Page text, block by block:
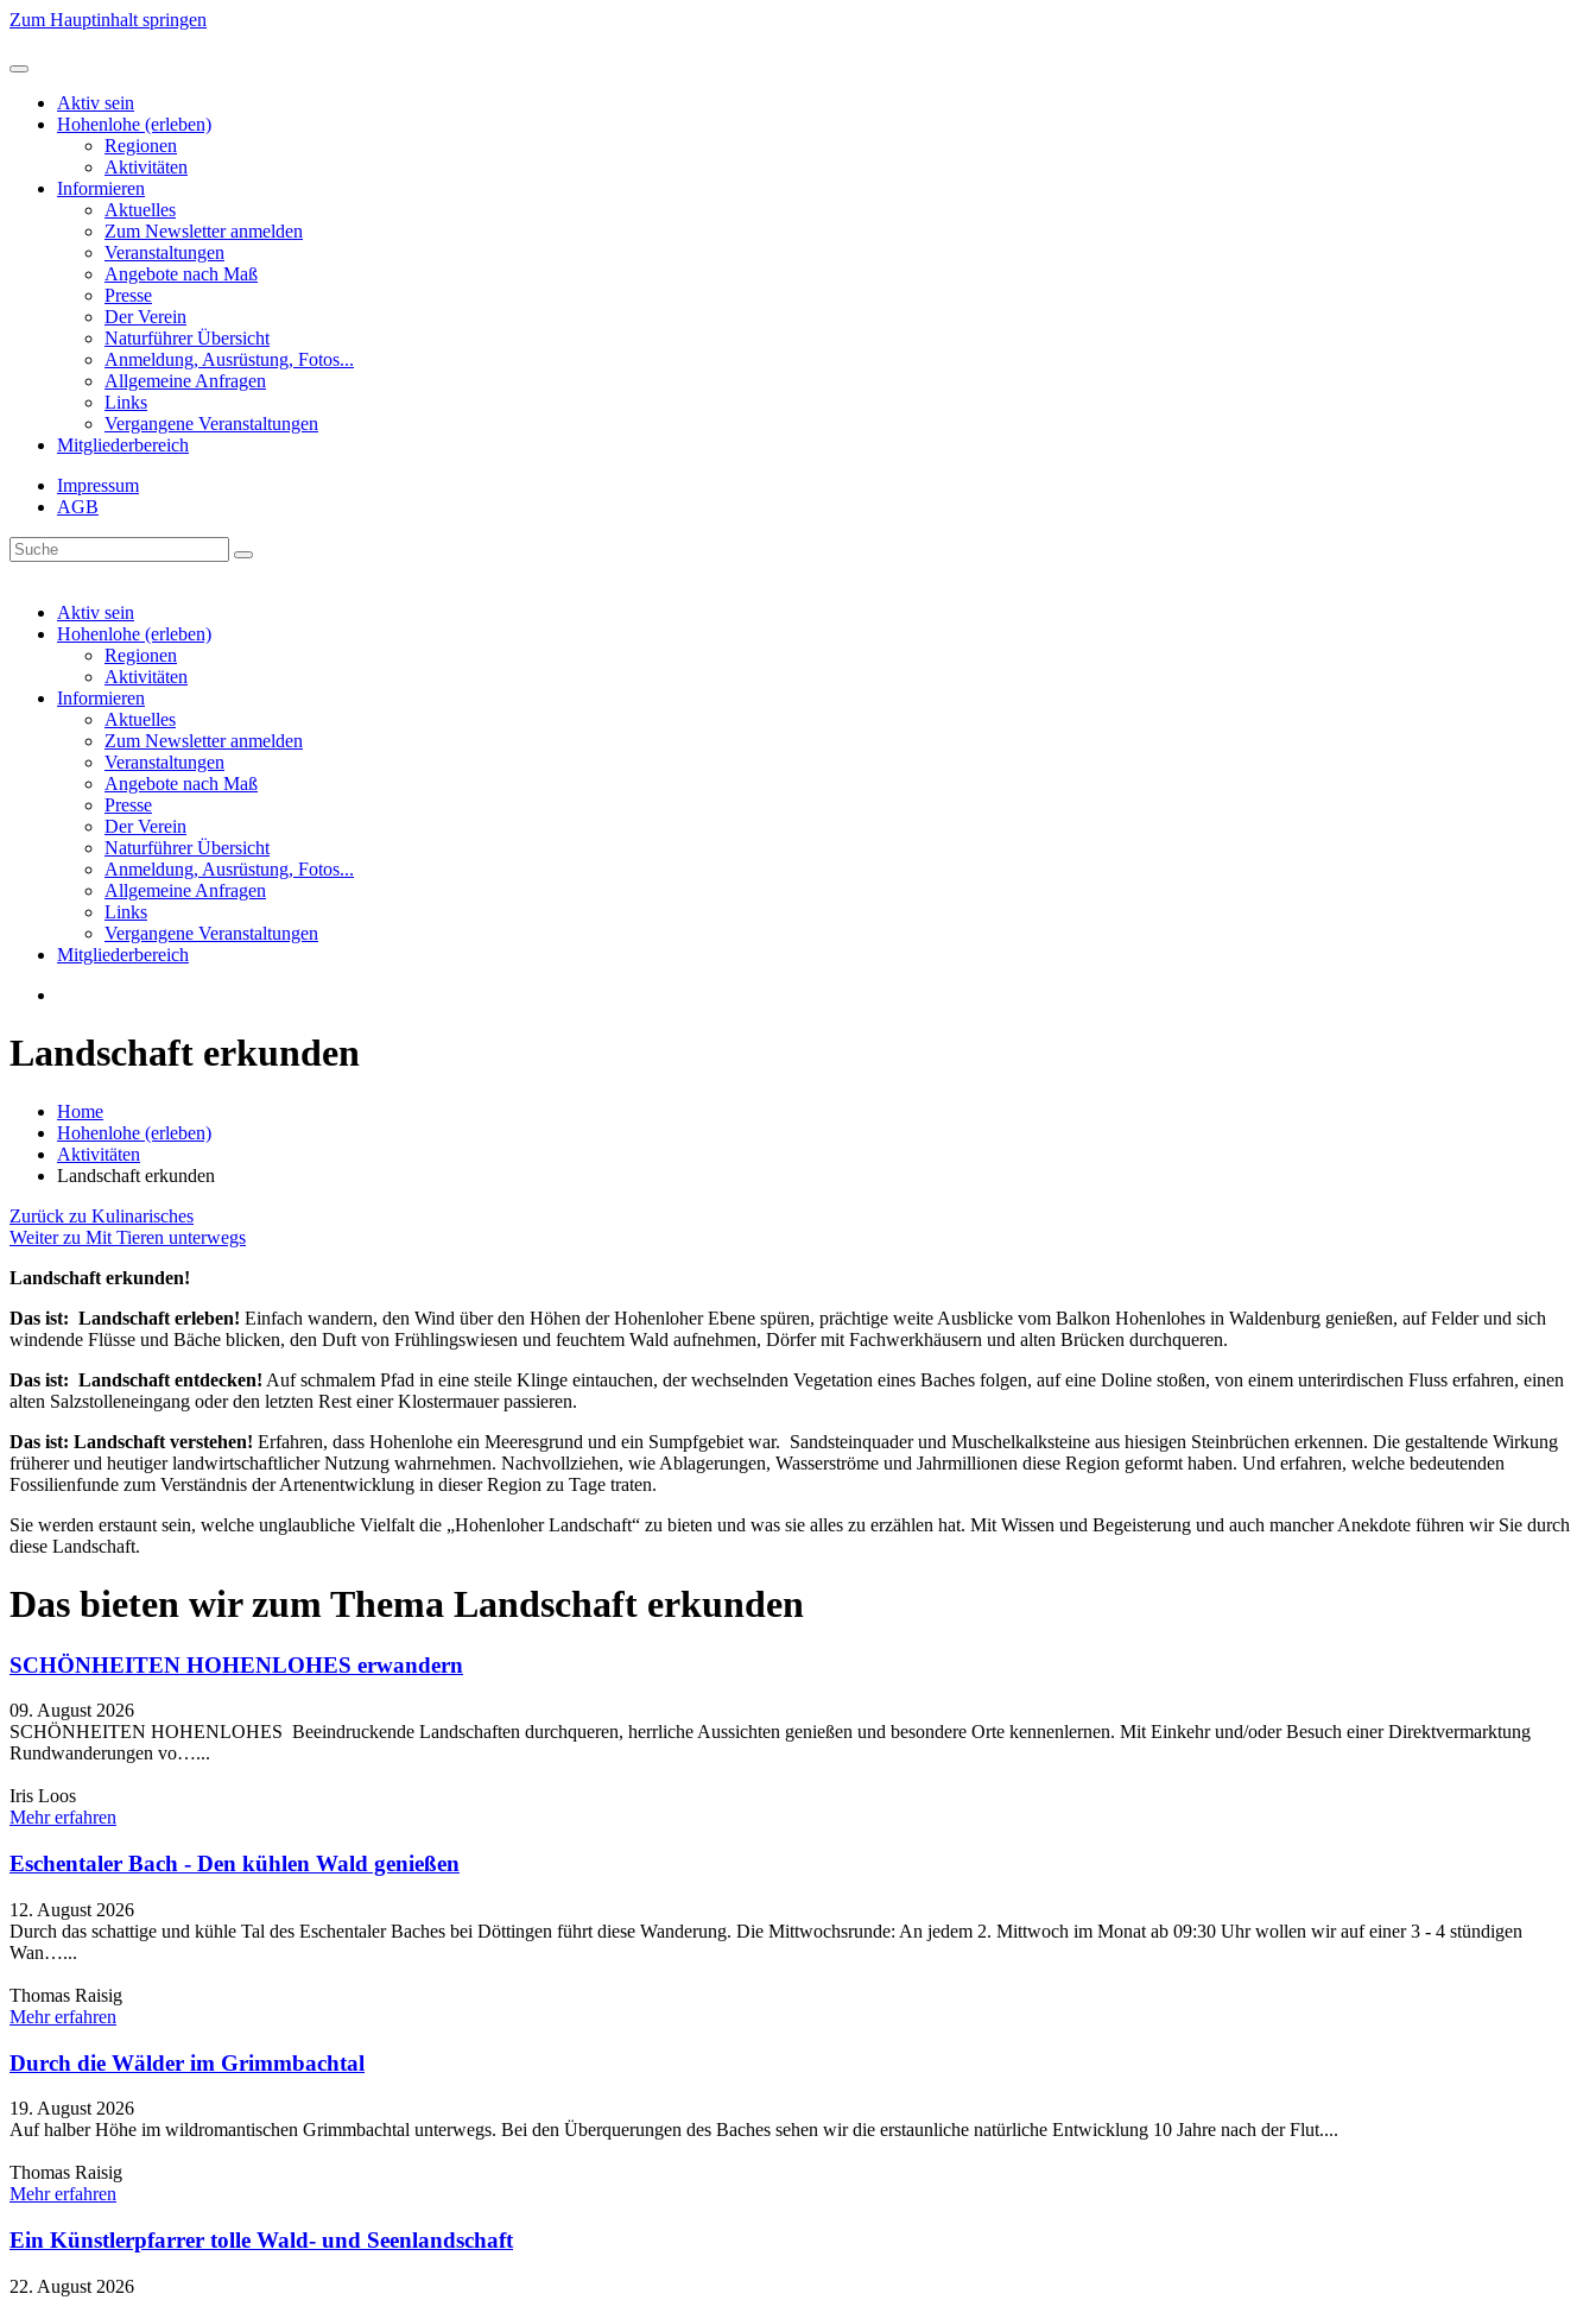
Zum Hauptinhalt springen
Aktiv sein
Hohenlohe (erleben)
Regionen
Aktivitäten
Informieren
Aktuelles
Zum Newsletter anmelden
Veranstaltungen
Angebote nach Maß
Presse
Der Verein
Naturführer Übersicht
Anmeldung, Ausrüstung, Fotos...
Allgemeine Anfragen
Links
Vergangene Veranstaltungen
Mitgliederbereich
Impressum
AGB
Aktiv sein
Hohenlohe (erleben)
Regionen
Aktivitäten
Informieren
Aktuelles
Zum Newsletter anmelden
Veranstaltungen
Angebote nach Maß
Presse
Der Verein
Naturführer Übersicht
Anmeldung, Ausrüstung, Fotos...
Allgemeine Anfragen
Links
Vergangene Veranstaltungen
Mitgliederbereich
Landschaft erkunden
Home
Hohenlohe (erleben)
Aktivitäten
Landschaft erkunden
Zurück zu Kulinarisches
Weiter zu Mit Tieren unterwegs
Landschaft erkunden!
Das ist: Landschaft erleben! Einfach wandern, den Wind über den Höhen der Hohenloher Ebene spüren, prächtige weite Ausblicke vom Balkon Hohenlohes in Waldenburg genießen, auf Felder und sich
windende Flüsse und Bäche blicken, den Duft von Frühlingswiesen und feuchtem Wald aufnehmen, Dörfer mit Fachwerkhäusern und alten Brücken durchqueren.
Das ist: Landschaft entdecken! Auf schmalem Pfad in eine steile Klinge eintauchen, der wechselnden Vegetation eines Baches folgen, auf eine Doline stoßen, von einem unterirdischen Fluss erfahren, einen
alten Salzstolleneingang oder den letzten Rest einer Klostermauer passieren.
Das ist: Landschaft verstehen! Erfahren, dass Hohenlohe ein Meeresgrund und ein Sumpfgebiet war. Sandsteinquader und Muschelkalksteine aus hiesigen Steinbrüchen erkennen. Die gestaltende Wirkung
früherer und heutiger landwirtschaftlicher Nutzung wahrnehmen. Nachvollziehen, wie Ablagerungen, Wasserströme und Jahrmillionen diese Region geformt haben. Und erfahren, welche bedeutenden
Fossilienfunde zum Verständnis der Artenentwicklung in dieser Region zu Tage traten.
Sie werden erstaunt sein, welche unglaubliche Vielfalt die „Hohenloher Landschaft“ zu bieten und was sie alles zu erzählen hat. Mit Wissen und Begeisterung und auch mancher Anekdote führen wir Sie durch
diese Landschaft.
Das bieten wir zum Thema Landschaft erkunden
SCHÖNHEITEN HOHENLOHES erwandern
09. August 2026
SCHÖNHEITEN HOHENLOHES Beeindruckende Landschaften durchqueren, herrliche Aussichten genießen und besondere Orte kennenlernen. Mit Einkehr und/oder Besuch einer Direktvermarktung
Rundwanderungen vo…...
Iris Loos
Mehr erfahren
Eschentaler Bach - Den kühlen Wald genießen
12. August 2026
Durch das schattige und kühle Tal des Eschentaler Baches bei Döttingen führt diese Wanderung. Die Mittwochsrunde: An jedem 2. Mittwoch im Monat ab 09:30 Uhr wollen wir auf einer 3 - 4 stündigen
Wan…...
Thomas Raisig
Mehr erfahren
Durch die Wälder im Grimmbachtal
19. August 2026
Auf halber Höhe im wildromantischen Grimmbachtal unterwegs. Bei den Überquerungen des Baches sehen wir die erstaunliche natürliche Entwicklung 10 Jahre nach der Flut....
Thomas Raisig
Mehr erfahren
Ein Künstlerpfarrer tolle Wald- und Seenlandschaft
22. August 2026